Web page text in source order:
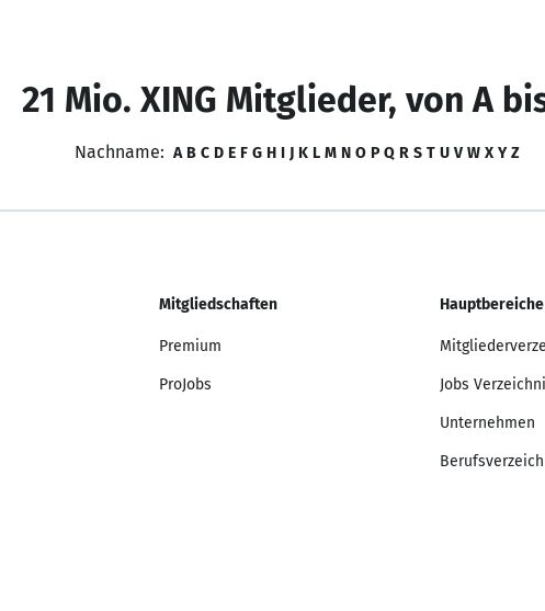
21 Mio. XING Mitglieder, von A
Nachname: A B C D E F G H I J K L M N O P Q R S T U V W X Y Z
Mitgliedschaften
Premium
ProJobs
Hauptbereiche
Jobs
Unternehmen